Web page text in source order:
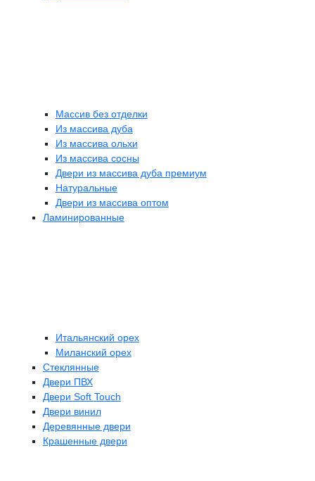
Массив без отделки
Из массива дуба
Из массива ольхи
Из массива сосны
Двери из массива дуба премиум
Натуральные
Двери из массива оптом
Ламинированные
Итальянский орех
Миланский орех
Стеклянные
Двери ПВХ
Двери Soft Touch
Двери винил
Деревянные двери
Крашенные двери